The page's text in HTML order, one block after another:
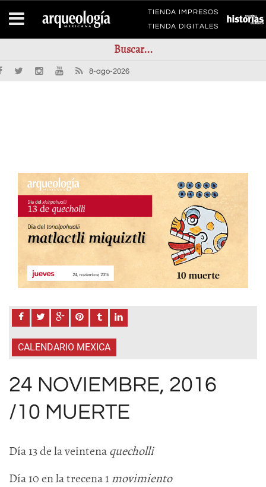
TIENDA IMPRESOS
TIENDA DIGITALES
8-ago-2026
CALENDARIO MEXICA
24 NOVIEMBRE, 2016
/10 MUERTE
Día 13 de la veintenaquecholli
Día 10 en la trecena 1movimiento